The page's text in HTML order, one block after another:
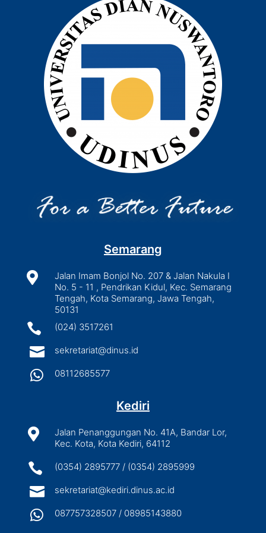
Semarang

Jalan Imam Bonjol No. 207 & Jalan Nakula I
No. 5 - 11 , Pendrikan Kidul, Kec. Semarang
Tengah, Kota Semarang, Jawa Tengah,
50131
 (024) 3517261
 sekretariat@dinus.id
 08112685577
Kediri

Jalan Penanggungan No. 41A, Bandar Lor,
Kec. Kota, Kota Kediri, 64112
 (0354) 2895777 / (0354) 2895999
 sekretariat@kediri.dinus.ac.id
 087757328507 / 08985143880